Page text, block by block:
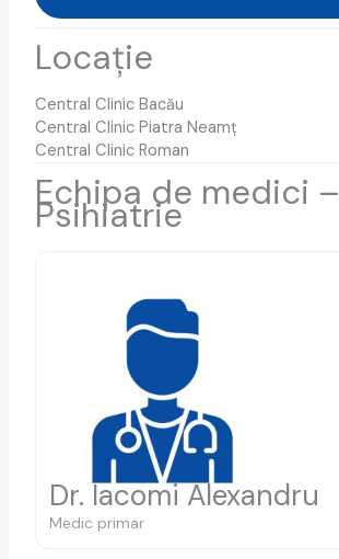
Locație
Central Clinic Bacău
Central Clinic Piatra Neamț
Central Clinic Roman
Echipa de medici –
Psihiatrie
Dr. Iacomi Alexandru
Medic primar